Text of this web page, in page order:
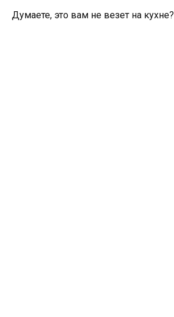
Думаете, это вам не везет на кухне?